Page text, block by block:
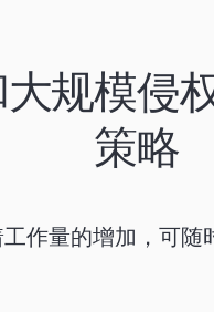
规模侵
策略
作量的增加，可随